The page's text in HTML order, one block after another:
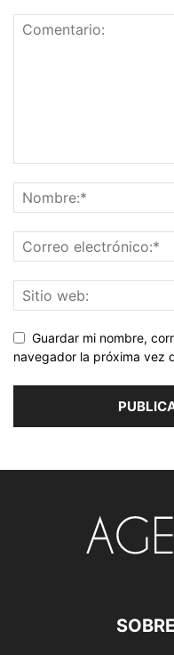
Guardar mi nombre,
navegador la próxima vez